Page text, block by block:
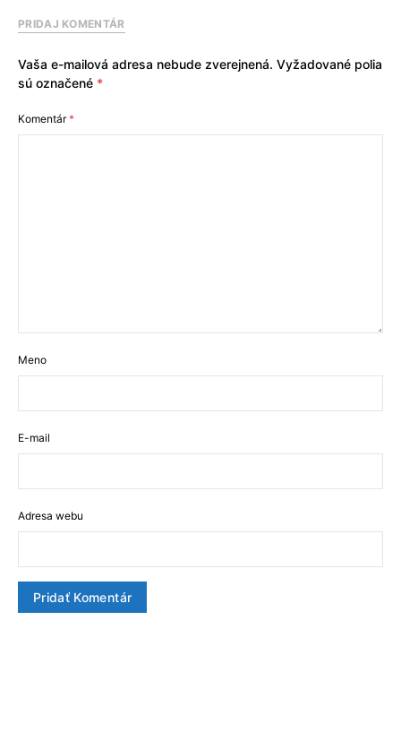
PRIDAJ KOMENTÁR
Vaša e-mailová adresa nebude zverejnená. Vyžadované polia
sú označené *
Komentár*
Meno
E-mail
Adresa webu